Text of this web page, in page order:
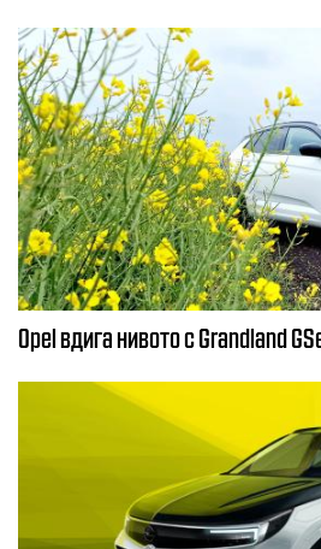
Opel вдига нивото с Grandland